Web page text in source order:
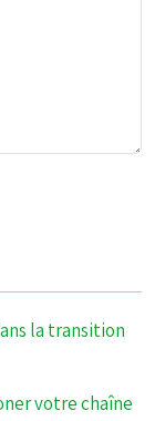
la transition
votre chaîne